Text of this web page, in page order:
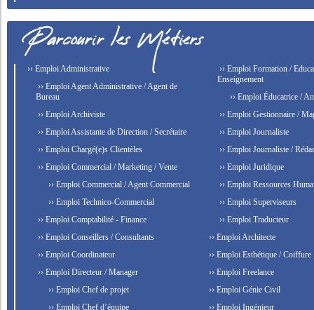
›› Emploi Administrative
›› Emploi Agent Administrative / Agent de
Bureau
›› Emploi Archiviste
›› Emploi Assistante de Direction / Secrétaire
›› Emploi Chargé(e)s Clientèles
›› Emploi Commercial / Marketing / Vente
›› Emploi Commercial / Agent Commercial
›› Emploi Technico-Commercial
›› Emploi Comptabilité - Finance
›› Emploi Conseillers / Consultants
›› Emploi Coordinateur
›› Emploi Directeur / Manager
›› Emploi Chef de projet
›› Emploi Chef d’équipe
›› Emploi Formation /
Enseignement
›› Emploi Éducatrice /
›› Emploi Gestionnaire /
›› Emploi Journaliste
›› Emploi Journaliste /
›› Emploi Juridique
›› Emploi Ressources
›› Emploi Superviseurs
›› Emploi Traducteur
›› Emploi Architecte
›› Emploi Esthétique / Coiffure
›› Emploi Freelance
›› Emploi Génie Civil
›› Emploi Ingénieur